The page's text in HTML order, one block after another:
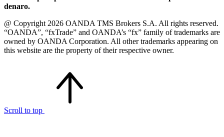
denaro.
@ Copyright 2026 OANDA TMS Brokers S.A. All rights reserved.
“OANDA”, “fxTrade” and OANDA’s “fx” family of trademarks are
owned by OANDA Corporation. All other trademarks appearing on
this website are the property of their respective owner.
Scroll to top